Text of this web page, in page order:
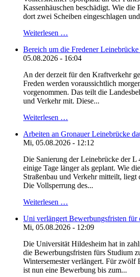
Kassenhäuschen beschädigt. Wie
dort zwei Scheiben eingeschlagen
Weiterlesen …
Bereich um die Fredener
05.08.2026 - 16:04
An der derzeit für den Kraftverkehr
Freden werden voraussichtlich
vorgenommen. Das teilt die
und Verkehr mit. Diese...
Weiterlesen …
Arbeiten an Gronauer Leinebrücke
Mi, 05.08.2026 - 12:12
Die Sanierung der Leinebrücke der L
einige Tage länger als geplant. Wie
Straßenbau und Verkehr mitteilt, liegt
Die Vollsperrung des...
Weiterlesen …
Uni verlängert Bewerbungsfristen für
Mi, 05.08.2026 - 12:09
Die Universität Hildesheim hat in
die Bewerbungsfristen fürs Studium
Wintersemester verlängert. Für zwölf
ist nun eine Bewerbung bis zum...